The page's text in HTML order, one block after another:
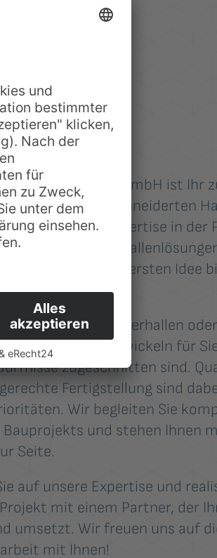
Bismark GmbH ist Ihr
es um maßgeschneiderten
Erfahrung und Expertise in der
individuellen
Hand – von der ersten Idee
Lagerhallen
wir entwickeln für
zugeschnitten sind.
Fertigstellung sind
Wir begleiten Sie
Bauprojekts und stehen Ihnen
Seite.
auf unsere Expertise und
mit einem Partner, der
umsetzt. Wir freuen uns auf
mit Ihnen!